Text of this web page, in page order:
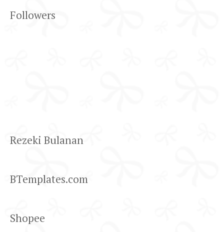
Followers
Rezeki Bulanan
BTemplates.com
Shopee